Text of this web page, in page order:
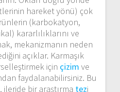
hareket yönü) çok
(karbokatyon,
kararlılıklarını ve
mekanizmanın neden
açıklar. Karmaşık
için çizim ve
faydalanabilirsiniz. Bu
bir araştırma tezi